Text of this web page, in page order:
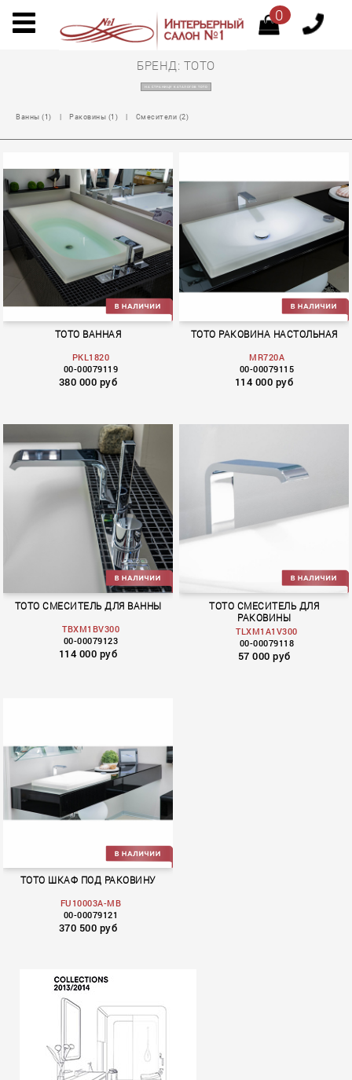
0
БРЕНД: TOTO
НА СТРАНИЦУ КАТАЛОГОВ TOTO
Ванны (1) Раковины (1) Смесители (2)
Neorest Series/LE
TOTO ВАННАЯ
PKL1820
00-00079119
380 000 руб
TOTO РАКОВИНА НАСТОЛЬНАЯ
MR720A
00-00079115
114 000 руб
TOTO СМЕСИТЕЛЬ ДЛЯ ВАННЫ
TBXM1BV300
00-00079123
114 000 руб
TOTO СМЕСИТЕЛЬ ДЛЯ
РАКОВИНЫ
TLXM1A1V300
00-00079118
57 000 руб
TOTO ШКАФ ПОД РАКОВИНУ
FU10003A-MB
00-00079121
370 500 руб